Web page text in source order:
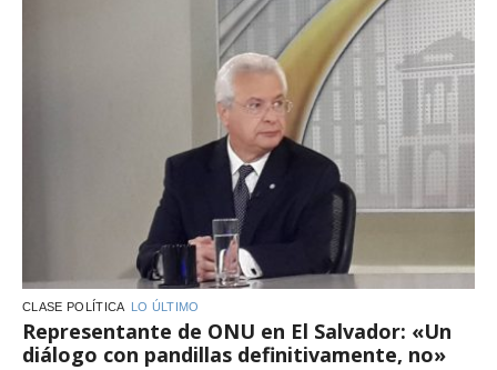
CLASE POLÍTICA LO ÚLTIMO
Representante de ONU en El Salvador: «Un
diálogo con pandillas definitivamente, no»